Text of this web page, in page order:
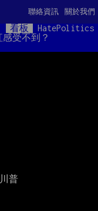
關於我們
聯絡資訊
看板
HatePolitics
受不到？
普